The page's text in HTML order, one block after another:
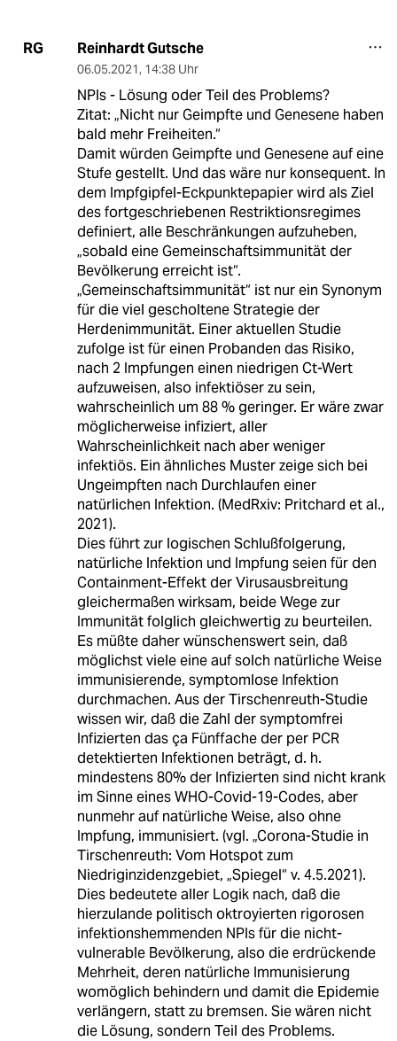
RG Reinhardt Gutsche
06.05.2021, 14:38 Uhr
NPIs - Lösung oder Teil des Problems?
Zitat: „Nicht nur Geimpfte und Genesene haben
bald mehr Freiheiten.“
Damit würden Geimpfte und Genesene auf eine
Stufe gestellt. Und das wäre nur konsequent. In
dem Impfgipfel-Eckpunktepapier wird als Ziel
des fortgeschriebenen Restriktionsregimes
definiert, alle Beschränkungen aufzuheben,
„sobald eine Gemeinschaftsimmunität der
Bevölkerung erreicht ist“.
„Gemeinschaftsimmunität“ ist nur ein Synonym
für die viel gescholtene Strategie der
Herdenimmunität. Einer aktuellen Studie
zufolge ist für einen Probanden das Risiko,
nach 2 Impfungen einen niedrigen Ct-Wert
aufzuweisen, also infektiöser zu sein,
wahrscheinlich um 88 % geringer. Er wäre zwar
möglicherweise infiziert, aller
Wahrscheinlichkeit nach aber weniger
infektiös. Ein ähnliches Muster zeige sich bei
Ungeimpften nach Durchlaufen einer
natürlichen Infektion. (MedRxiv: Pritchard et al.,
2021).
Dies führt zur logischen Schlußfolgerung,
natürliche Infektion und Impfung seien für den
Containment-Effekt der Virusausbreitung
gleichermaßen wirksam, beide Wege zur
Immunität folglich gleichwertig zu beurteilen.
Es müßte daher wünschenswert sein, daß
möglichst viele eine auf solch natürliche Weise
immunisierende, symptomlose Infektion
durchmachen. Aus der Tirschenreuth-Studie
wissen wir, daß die Zahl der symptomfrei
Infizierten das ça Fünffache der per PCR
detektierten Infektionen beträgt, d. h.
mindestens 80% der Infizierten sind nicht krank
im Sinne eines WHO-Covid-19-Codes, aber
nunmehr auf natürliche Weise, also ohne
Impfung, immunisiert. (vgl. „Corona-Studie in
Tirschenreuth: Vom Hotspot zum
Niedriginzidenzgebiet, „Spiegel“ v. 4.5.2021).
Dies bedeutete aller Logik nach, daß die
hierzulande politisch oktroyierten rigorosen
infektionshemmenden NPIs für die nicht-
vulnerable Bevölkerung, also die erdrückende
Mehrheit, deren natürliche Immunisierung
womöglich behindern und damit die Epidemie
verlängern, statt zu bremsen. Sie wären nicht
die Lösung, sondern Teil des Problems.